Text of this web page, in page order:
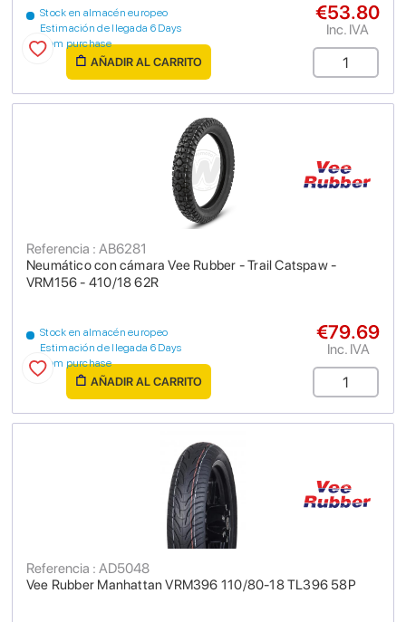
Stock en almacén europeo
Estimación de llegada 6 Days
from purchase
€53.80
Inc. IVA
AÑADIR AL CARRITO
Neumático con cámara Vee Rubber - Trail Catspaw -
VRM156 - 410/18 62R
Referencia : AB6281
Stock en almacén europeo
Estimación de llegada 6 Days
from purchase
€79.69
Inc. IVA
AÑADIR AL CARRITO
Vee Rubber Manhattan VRM396 110/80-18 TL396 58P
Referencia : AD5048